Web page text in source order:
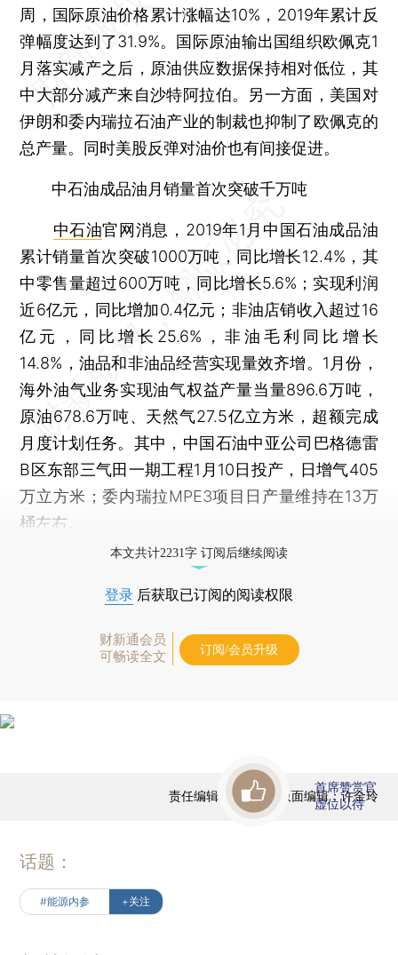
周，国际原油价格累计涨幅达10%，2019年累计反
弹幅度达到了31.9%。国际原油输出国组织欧佩克1
月落实减产之后，原油供应数据保持相对低位，其
中大部分减产来自沙特阿拉伯。另一方面，美国对
伊朗和委内瑞拉石油产业的制裁也抑制了欧佩克的
总产量。同时美股反弹对油价也有间接促进。
中石油成品油月销量首次突破千万吨
中石油官网消息，2019年1月中国石油成品油
累计销量首次突破1000万吨，同比增长12.4%，其
中零售量超过600万吨，同比增长5.6%；实现利润
近6亿元，同比增加0.4亿元；非油店销收入超过16
亿元，同比增长25.6%，非油毛利同比增长
14.8%，油品和非油品经营实现量效齐增。1月份，
海外油气业务实现油气权益产量当量896.6万吨，
原油678.6万吨、天然气27.5亿立方米，超额完成
月度计划任务。其中，中国石油中亚公司巴格德雷
B区东部三气田一期工程1月10日投产，日增气405
万立方米；委内瑞拉MPE3项目日产量维持在13万
桶左右。
本文共计2231字 订阅后继续阅读
登录 后获取已订阅的阅读权限
财新通会员
可畅读全文
订阅/会员升级
责任编辑：范若虹 | 版面编辑：许金玲
首席赞赏官
虚位以待
话题：
#能源内参 +关注